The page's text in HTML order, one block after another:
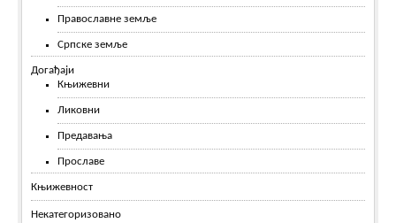
Православне земље
Српске земље
Догађаји
Књижевни
Ликовни
Предавања
Прославе
Књижевност
Некатегоризовано